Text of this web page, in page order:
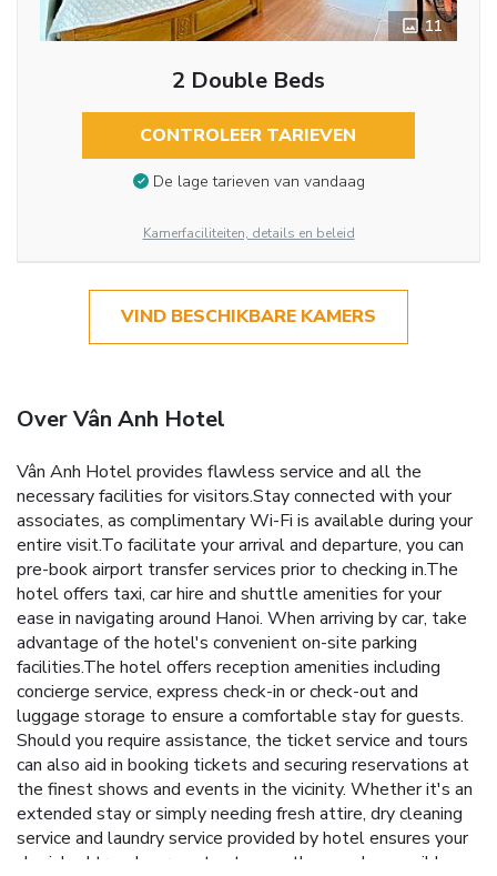
11
2 Double Beds
CONTROLEER TARIEVEN
De lage tarieven van vandaag
Kamerfaciliteiten, details en beleid
VIND BESCHIKBARE KAMERS
Over Vân Anh Hotel
Vân Anh Hotel provides flawless service and all the
necessary facilities for visitors.Stay connected with your
associates, as complimentary Wi-Fi is available during your
entire visit.To facilitate your arrival and departure, you can
pre-book airport transfer services prior to checking in.The
hotel offers taxi, car hire and shuttle amenities for your
ease in navigating around Hanoi. When arriving by car, take
advantage of the hotel's convenient on-site parking
facilities.The hotel offers reception amenities including
concierge service, express check-in or check-out and
luggage storage to ensure a comfortable stay for guests.
Should you require assistance, the ticket service and tours
can also aid in booking tickets and securing reservations at
the finest shows and events in the vicinity. Whether it's an
extended stay or simply needing fresh attire, dry cleaning
service and laundry service provided by hotel ensures your
cherished travel garments stay spotless and accessible.